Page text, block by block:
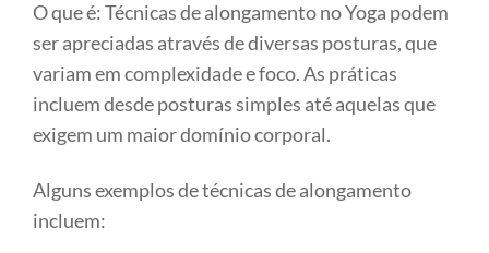
O que é: Técnicas de alongamento no Yoga podem
ser apreciadas através de diversas posturas, que
variam em complexidade e foco. As práticas
incluem desde posturas simples até aquelas que
exigem um maior domínio corporal.
Alguns exemplos de técnicas de alongamento
incluem: